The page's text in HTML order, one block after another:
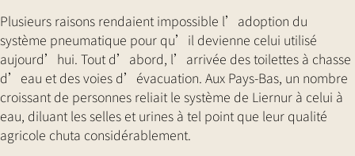
Plusieurs raisons rendaient impossible l’adoption du
système pneumatique pour qu’il devienne celui utilisé
aujourd’hui. Tout d’abord, l’arrivée des toilettes à chasse
d’eau et des voies d’évacuation. Aux Pays-Bas, un nombre
croissant de personnes reliait le système de Liernur à celui à
eau, diluant les selles et urines à tel point que leur qualité
agricole chuta considérablement.